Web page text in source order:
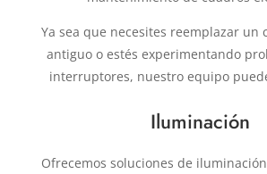
Ya sea que necesites reemplazar un
antiguo o estés experimentando
interruptores, nuestro equipo
Iluminación
Ofrecemos soluciones de